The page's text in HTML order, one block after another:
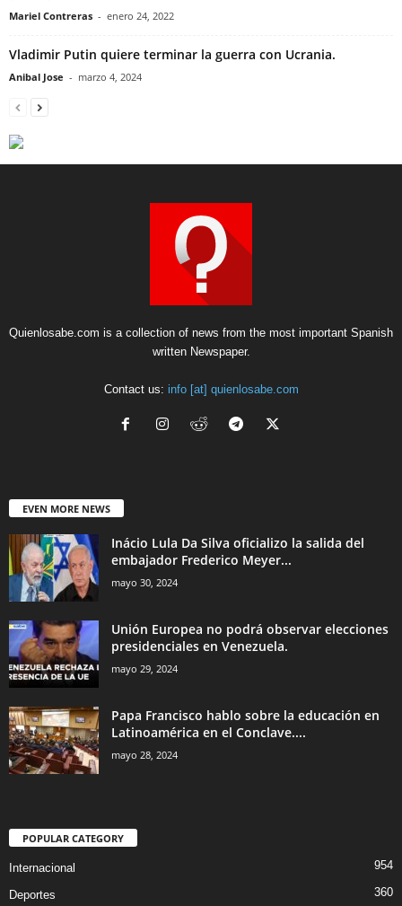
Mariel Contreras - enero 24, 2022
Vladimir Putin quiere terminar la guerra con Ucrania.
Anibal Jose - marzo 4, 2024
Quienlosabe.com is a collection of news from the most important Spanish
written Newspaper.
Contact us: info [at] quienlosabe.com
EVEN MORE NEWS
Inácio Lula Da Silva oficializo la salida del
embajador Frederico Meyer...
mayo 30, 2024
Unión Europea no podrá observar elecciones
presidenciales en Venezuela.
mayo 29, 2024
Papa Francisco hablo sobre la educación en
Latinoamérica en el Conclave....
mayo 28, 2024
POPULAR CATEGORY
Internacional 954
Deportes 360